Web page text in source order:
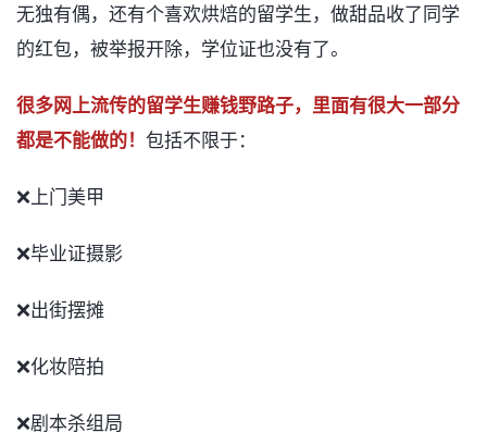
无独有偶，还有个喜欢烘焙的留学生，做甜品收了同学
的红包，被举报开除，学位证也没有了。
很多网上流传的留学生赚钱野路子，里面有很大一部分
都是不能做的！ 包括不限于：
❌上门美甲
❌毕业证摄影
❌出街摆摊
❌化妆陪拍
❌剧本杀组局